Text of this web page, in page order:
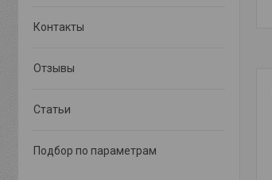
Контакты
Отзывы
Статьи
Подбор по параметрам